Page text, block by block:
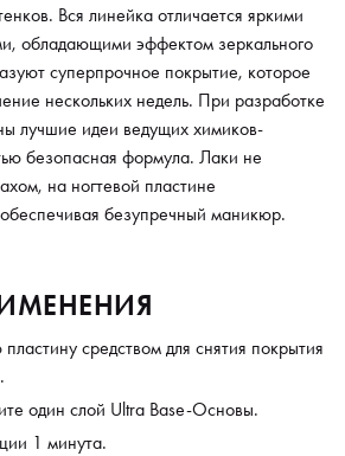
Вся линейка отличается яркими
обладающими эффектом зеркального
суперпрочное покрытие, которое
нескольких недель. При разработке
лучшие идеи ведущих химиков-
безопасная формула. Лаки не
на ногтевой пластине
безупречный маникюр.
средством для снятия покрытия
один слой Ultra Base-Основы.
1 минута.